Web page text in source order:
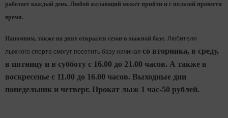
работает каждый день. Любой желающий может прийти и с пользой провести
время.
Напомним, также на днях открылся сезон в лыжной базе. Любители
лыжного спорта смогут посетить базу начиная со вторника, в среду,
в пятницу и в субботу с 16.00 до 21.00 часов. А также в
воскресенье с 11.00 до 16.00 часов. Выходные дни
понедельник и четверг. Прокат лыж 1 час-50 рублей.